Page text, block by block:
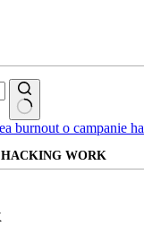
WORK